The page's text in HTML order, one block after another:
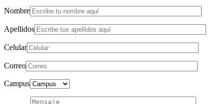
Nombre
Apellidos
Celular
Correo
Campus